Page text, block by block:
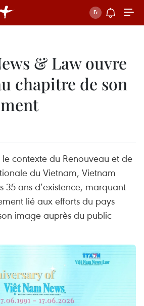
& Law ouvre
chapitre de son
le contexte du Renouveau et de
du Vietnam, Vietnam
35 ans d’existence, marquant
lié aux efforts du pays
image auprès du public